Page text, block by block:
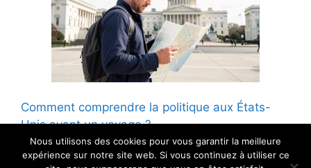
Comment comprendre la politique aux États-
Unis avant un voyage ?
Nous utilisons des cookies pour vous garantir la meilleure
expérience sur notre site web. Si vous continuez à utiliser ce